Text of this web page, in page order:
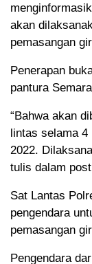
akan
pemasangan
Penerapan
pantura
“Bahwa akan
lintas selama
2022.
tulis dalam
Sat Lantas
pengendara
pemasangan
Pengendara